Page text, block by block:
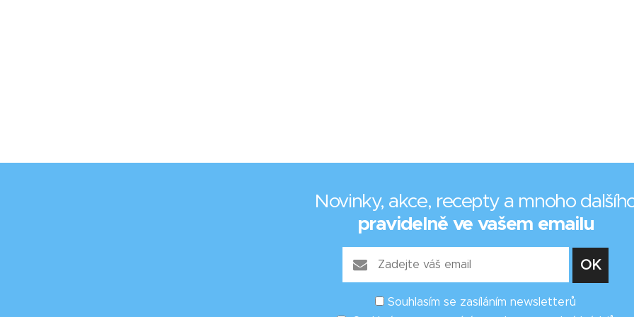
Novinky, akce, recepty a mnoho
pravidelně ve vašem emailu
Souhlasím se zasíláním newsletterů